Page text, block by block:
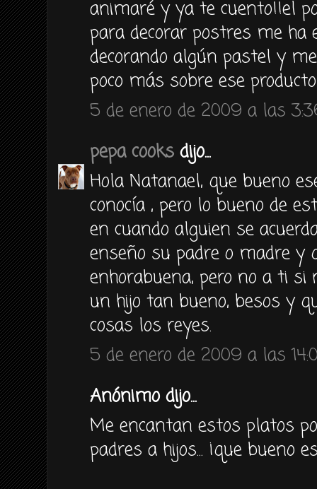
animaré y ya te cuento!!el
para decorar postres me ha
decorando algún pastel y
poco más sobre ese
5 de enero de 2009 a las
pepa cooks dijo...
Hola Natanael, que bueno
conocía , pero lo bueno de
en cuando alguien se
enseño su padre o madre y
enhorabuena, pero no a ti
un hijo tan bueno, besos y
cosas los reyes.
5 de enero de 2009 a las
Anónimo dijo...
Me encantan estos platos
padres a hijos... ¡que bueno